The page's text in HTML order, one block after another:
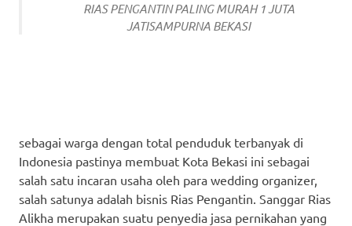
RIAS PENGANTIN PALING MURAH 1 JUTA
JATISAMPURNA BEKASI
sebagai warga dengan total penduduk terbanyak di
Indonesia pastinya membuat Kota Bekasi ini sebagai
salah satu incaran usaha oleh para wedding organizer,
salah satunya adalah bisnis Rias Pengantin. Sanggar Rias
Alikha merupakan suatu penyedia jasa pernikahan yang